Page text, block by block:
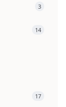
3
14
17